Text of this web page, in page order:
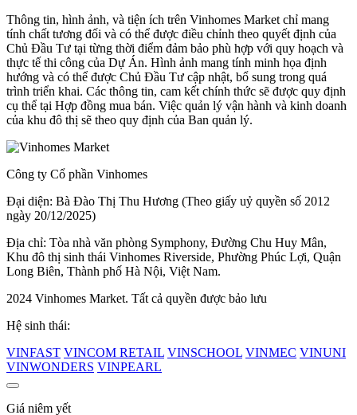
Thông tin, hình ảnh, và tiện ích trên Vinhomes Market chỉ mang
tính chất tương đối và có thể được điều chỉnh theo quyết định của
Chủ Đầu Tư tại từng thời điểm đảm bảo phù hợp với quy hoạch và
thực tế thi công của Dự Án. Hình ảnh mang tính minh họa định
hướng và có thể được Chủ Đầu Tư cập nhật, bổ sung trong quá
trình triển khai. Các thông tin, cam kết chính thức sẽ được quy định
cụ thể tại Hợp đồng mua bán. Việc quản lý vận hành và kinh doanh
của khu đô thị sẽ theo quy định của Ban quản lý.
Công ty Cổ phần Vinhomes
Đại diện: Bà Đào Thị Thu Hương (Theo giấy uỷ quyền số 2012
ngày 20/12/2025)
Địa chỉ: Tòa nhà văn phòng Symphony, Đường Chu Huy Mân,
Khu đô thị sinh thái Vinhomes Riverside, Phường Phúc Lợi, Quận
Long Biên, Thành phố Hà Nội, Việt Nam.
2024 Vinhomes Market. Tất cả quyền được bảo lưu
Hệ sinh thái:
VINFAST VINCOM RETAIL VINSCHOOL VINMEC VINUNI
VINWONDERS VINPEARL
Giá niêm yết